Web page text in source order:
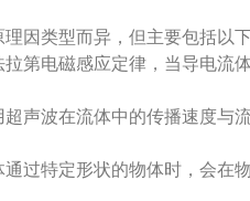
理因类型而异，但主要包括以
电磁感应定律，当导电流
波在流体中的传播速度与
特定形状的物体时，会在